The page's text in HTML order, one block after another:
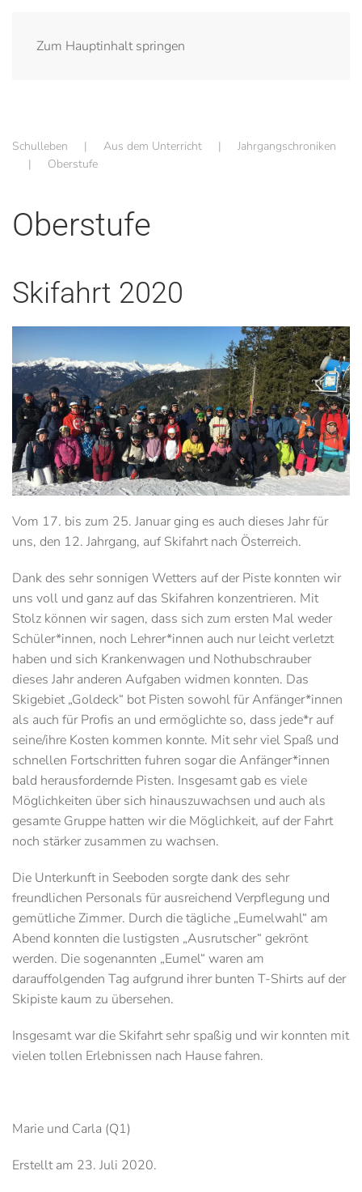
Zum Hauptinhalt springen
Schulleben Aus dem Unterricht
Jahrgangschroniken
Oberstufe
Oberstufe
Skifahrt 2020
Vom 17. bis zum 25. Januar ging es auch dieses Jahr für
uns, den 12. Jahrgang, auf Skifahrt nach Österreich.
Dank des sehr sonnigen Wetters auf der Piste konnten wir
uns voll und ganz auf das Skifahren konzentrieren. Mit
Stolz können wir sagen, dass sich zum ersten Mal weder
Schüler*innen, noch Lehrer*innen auch nur leicht verletzt
haben und sich Krankenwagen und Nothubschrauber
dieses Jahr anderen Aufgaben widmen konnten. Das
Skigebiet „Goldeck“ bot Pisten sowohl für Anfänger*innen
als auch für Profis an und ermöglichte so, dass jede*r auf
seine/ihre Kosten kommen konnte. Mit sehr viel Spaß und
schnellen Fortschritten fuhren sogar die Anfänger*innen
bald herausfordernde Pisten. Insgesamt gab es viele
Möglichkeiten über sich hinauszuwachsen und auch als
gesamte Gruppe hatten wir die Möglichkeit, auf der Fahrt
noch stärker zusammen zu wachsen.
Die Unterkunft in Seeboden sorgte dank des sehr
freundlichen Personals für ausreichend Verpflegung und
gemütliche Zimmer. Durch die tägliche „Eumelwahl“ am
Abend konnten die lustigsten „Ausrutscher“ gekrönt
werden. Die sogenannten „Eumel“ waren am
darauffolgenden Tag aufgrund ihrer bunten T-Shirts auf der
Skipiste kaum zu übersehen.
Insgesamt war die Skifahrt sehr spaßig und wir konnten mit
vielen tollen Erlebnissen nach Hause fahren.
Marie und Carla (Q1)
Erstellt am 23. Juli 2020.